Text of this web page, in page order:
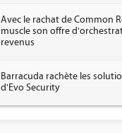
Avec le rachat de Common
muscle son offre
revenus
Barracuda rachète les
d'Evo Security